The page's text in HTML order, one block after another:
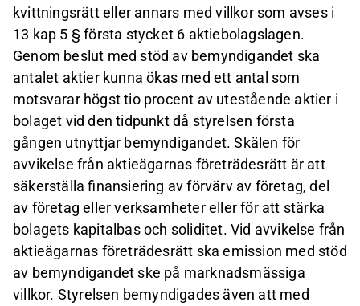
kvittningsrätt eller annars med villkor som avses i
13 kap 5 § första stycket 6 aktiebolagslagen.
Genom beslut med stöd av bemyndigandet ska
antalet aktier kunna ökas med ett antal som
motsvarar högst tio procent av utestående aktier i
bolaget vid den tidpunkt då styrelsen första
gången utnyttjar bemyndigandet. Skälen för
avvikelse från aktieägarnas företrädesrätt är att
säkerställa finansiering av förvärv av företag, del
av företag eller verksamheter eller för att stärka
bolagets kapitalbas och soliditet. Vid avvikelse från
aktieägarnas företrädesrätt ska emission med stöd
av bemyndigandet ske på marknadsmässiga
villkor. Styrelsen bemyndigades även att med